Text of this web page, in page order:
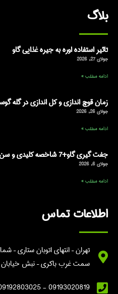
بلاگ
تاثیر استفاده اوره به جیره غذایی گاو
جولای 27, 2026
ادامه مطلب »
زمان قوچ اندازی و کل اندازی در گله
جولای 26, 2026
ادامه مطلب »
جفت گیری گاو+7 شاخصه کلیدی و سن مناسب جفت گیری گاوها
جولای 6, 2026
ادامه مطلب »
اطلاعات تماس
سمت غرب باکری – نبش خیابان
09193020819 - 09192803025